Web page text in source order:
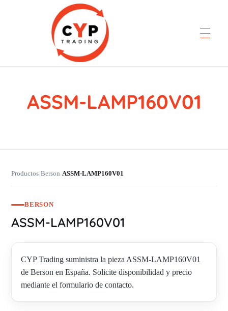
CYP Trading
Professionelle Ersatzteilbeschaffung
ASSM-LAMP160V01
Productos›Berson›ASSM-LAMP160V01
BERSON
ASSM-LAMP160V01
CYP Trading suministra la pieza ASSM-LAMP160V01
de Berson en España. Solicite disponibilidad y precio
mediante el formulario de contacto.